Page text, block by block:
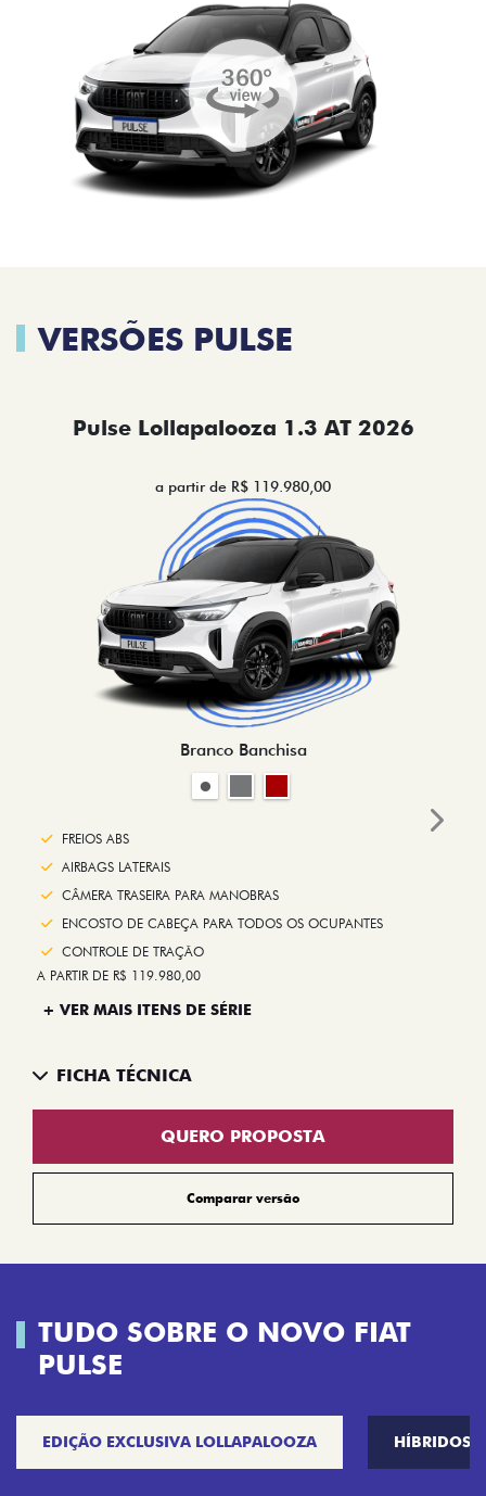
VERSÕES PULSE
Pulse Lollapalooza 1.3 AT 2026
a partir de R$ 119.980,00
Branco Banchisa
FREIOS ABS
AIRBAGS LATERAIS
CÂMERA TRASEIRA PARA MANOBRAS
ENCOSTO DE CABEÇA PARA TODOS OS OCUPANTES
CONTROLE DE TRAÇÃO
A PARTIR DE R$ 119.980,00
+ VER MAIS ITENS DE SÉRIE
FICHA TÉCNICA
QUERO PROPOSTA
Comparar versão
Next
TUDO SOBRE O NOVO FIAT
PULSE
EDIÇÃO EXCLUSIVA LOLLAPALOOZA HÍBRIDOS